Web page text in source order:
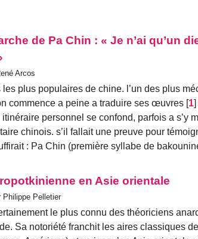
de Pa Chin :
Je n’ai qu’un
Arcos
plus populaires de chine. l’un des plus
commence a peine a traduire ses œuvres [1]
itinéraire personnel se confond, parfois a s’y
chinois. s’il fallait une preuve pour
: Pa Chin (première syllabe de
en Asie orientale
Philippe Pelletier
le plus connu des théoriciens
Sa notoriété franchit les aires classiques de